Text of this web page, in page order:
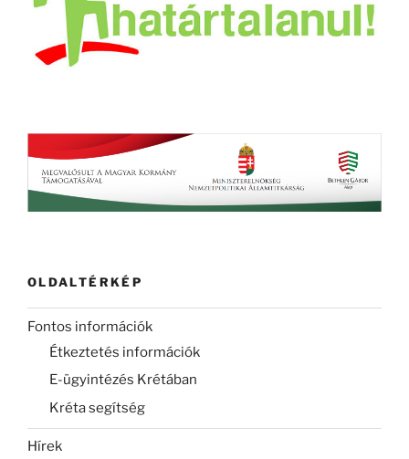
OLDALTÉRKÉP
Fontos információk
Étkeztetés információk
E-ügyintézés Krétában
Kréta segítség
Hírek